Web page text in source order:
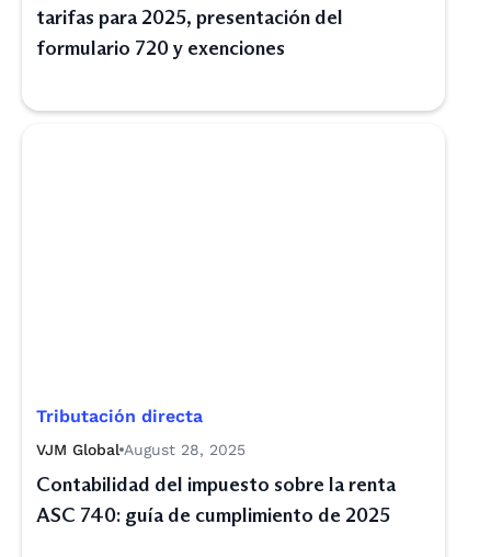
tarifas para 2025, presentación del
formulario 720 y exenciones
Tributación directa
VJM Global August 28, 2025
Contabilidad del impuesto sobre la renta
ASC 740: guía de cumplimiento de 2025